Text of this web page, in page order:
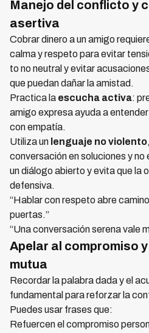
Manejo del conflicto y
asertiva
Cobrar dinero a un amigo
calma y respeto para evitar
to no neutral y evitar
que puedan dañar la amistad.
Practica la escucha activa:
amigo expresa ayuda a
con empatía.
Utiliza un lenguaje no violento
conversación en soluciones y
un diálogo abierto y evita que la
defensiva.
“Hablar con respeto abre
puertas.”
“Una conversación serena vale
Apelar al compromiso
mutua
Recordar la palabra dada y el
fundamental para reforzar la
Puedes usar frases que:
Refuercen el compromiso